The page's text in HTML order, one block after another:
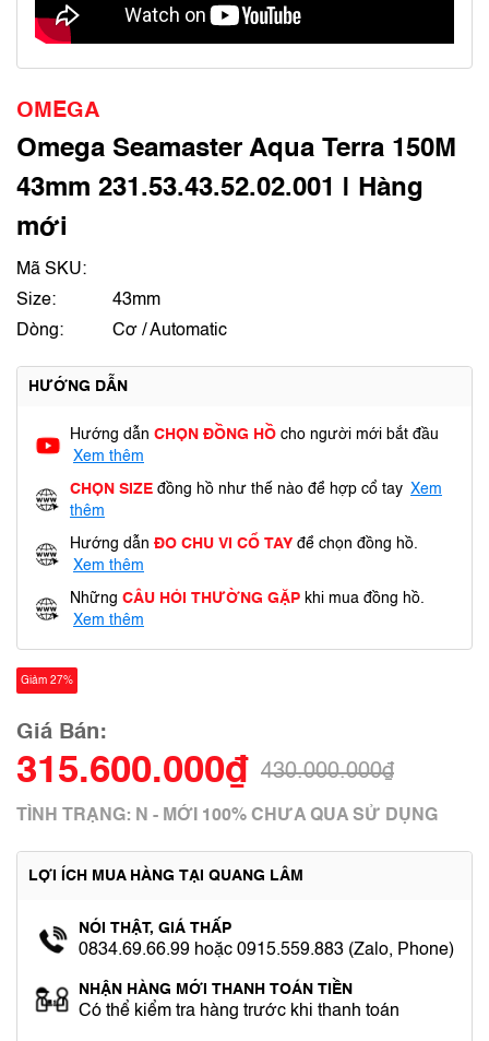
OMEGA
Omega Seamaster Aqua Terra 150M
43mm 231.53.43.52.02.001 | Hàng
mới
Mã SKU:
Size:
43mm
Dòng:
Cơ / Automatic
HƯỚNG DẪN
Hướng dẫn CHỌN ĐỒNG HỒ cho người mới bắt đầu
Xem thêm
CHỌN SIZE đồng hồ như thế nào để hợp cổ tay Xem
thêm
Hướng dẫn ĐO CHU VI CỔ TAY để chọn đồng hồ.
Xem thêm
Những CÂU HỎI THƯỜNG GẶP khi mua đồng hồ.
Xem thêm
Giảm 27%
Giá Bán:
315.600.000₫ 430.000.000₫
TÌNH TRẠNG: N - MỚI 100% CHƯA QUA SỬ DỤNG
LỢI ÍCH MUA HÀNG TẠI QUANG LÂM
NÓI THẬT, GIÁ THẤP
0834.69.66.99 hoặc 0915.559.883 (Zalo, Phone)
NHẬN HÀNG MỚI THANH TOÁN TIỀN
Có thể kiểm tra hàng trước khi thanh toán